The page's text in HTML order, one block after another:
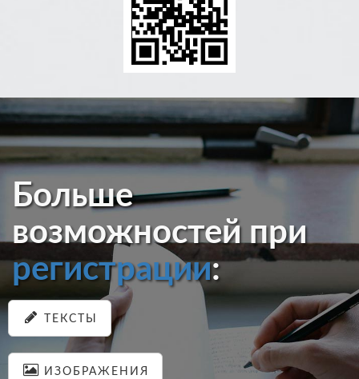
Больше
возможностей при
регистрации:
ТЕКСТЫ
ИЗОБРАЖЕНИЯ